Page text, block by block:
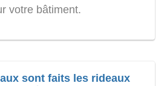
votre bâtiment.
sont faits les rideaux